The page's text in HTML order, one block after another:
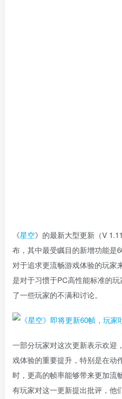
《星空》的最新大型更新（V
布，其中最受瞩目的新增功能是
对于追求更流畅游戏体验的玩家
是对于习惯于PC高性能标准的
了一些玩家的不满和讨论。
一部分玩家对这次更新表示欢迎
戏体验的重要提升，特别是在动
时，更高的帧率能够带来更加流
有玩家对这一更新提出批评，他